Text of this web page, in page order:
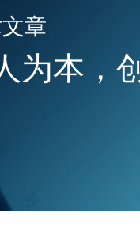
章
为本，